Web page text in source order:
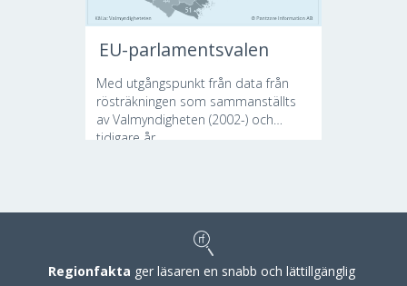
EU-parlamentsvalen
Med utgångspunkt från data från
rösträkningen som sammanställts
av Valmyndigheten (2002-) och
tidigare år...
Regionfakta ger läsaren en snabb och lättillgänglig